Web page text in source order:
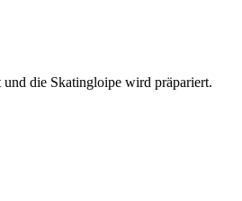
die Skatingloipe wird präpariert.